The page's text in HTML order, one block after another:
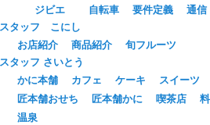
ジビエ
自転車 要件定義 通信
スタッフ こにし
お店紹介
商品紹介
旬フルーツ
スタッフ さいとう
かに本舗
カフェ ケーキ スイーツ
匠本舗おせち
匠本舗かに 喫茶店
温泉